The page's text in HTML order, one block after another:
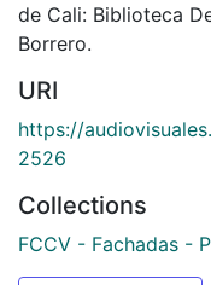
de Cali: Biblioteca
Borrero.
URI
https://
2526
Collections
FCCV - Fachadas -